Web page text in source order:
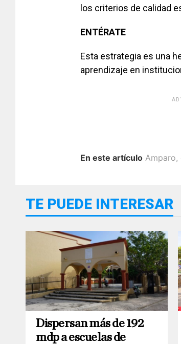
los criterios de calidad
ENTÉRATE
Esta estrategia es una
aprendizaje en
En este artículo Amparo,
TE PUEDE INTERESAR
Dispersan más de 192
mdp a escuelas de